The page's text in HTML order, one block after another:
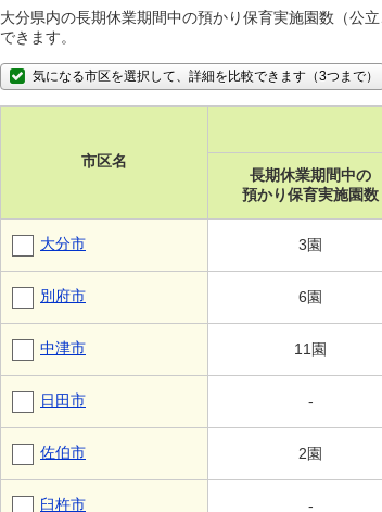
大分県内の長期休業期間中の預かり保育実施園数（公
できます。
気になる市区を選択して、詳細を比較できます（3つまで）
市区名
長期休業期間中の
預かり保育実施園数
大分市 3園
別府市 6園
中津市 11園
日田市 -
佐伯市 2園
臼杵市 -